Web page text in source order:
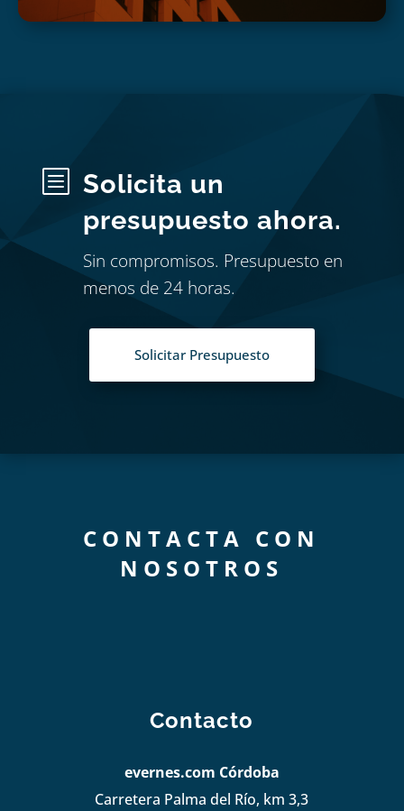
b
Solicita un
presupuesto ahora.
Sin compromisos. Presupuesto en
menos de 24 horas.
Solicitar Presupuesto
CONTACTA CON
NOSOTROS
Contacto
evernes.com Córdoba
Carretera Palma del Río, km 3,3